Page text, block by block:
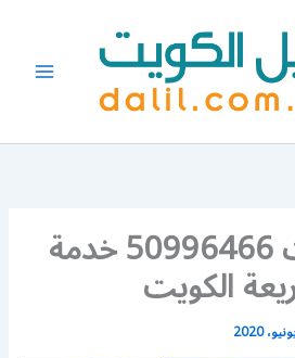
تبديل بطاريات 50996466 خدمة
الكويت